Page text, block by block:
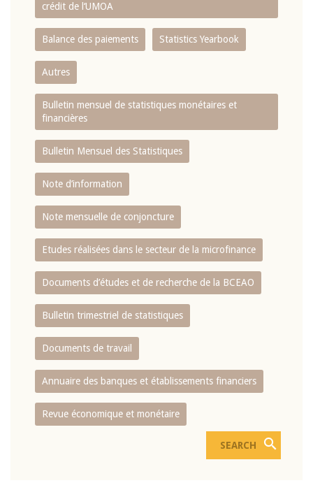
crédit de l‘UMOA
Balance des paiements Statistics Yearbook
Autres
Bulletin mensuel de statistiques monétaires et
financières
Bulletin Mensuel des Statistiques
Note d’information
Note mensuelle de conjoncture
Etudes réalisées dans le secteur de la microfinance
Documents d’études et de recherche de la BCEAO
Bulletin trimestriel de statistiques
Documents de travail
Annuaire des banques et établissements financiers
Revue économique et monétaire